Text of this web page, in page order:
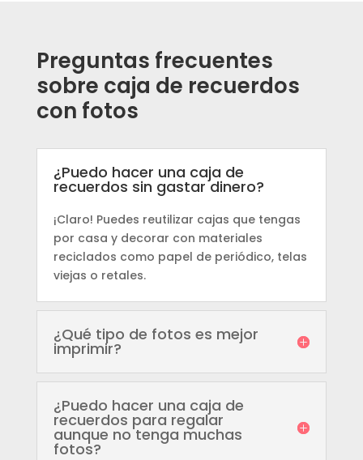
Preguntas frecuentes
sobre caja de recuerdos
con fotos
¿Puedo hacer una caja de
recuerdos sin gastar dinero?
¡Claro! Puedes reutilizar cajas que tengas
por casa y decorar con materiales
reciclados como papel de periódico, telas
viejas o retales.
¿Qué tipo de fotos es mejor
imprimir?
¿Puedo hacer una caja de
recuerdos para regalar
aunque no tenga muchas
fotos?